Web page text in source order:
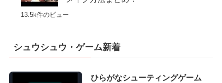
13.5k件のビュー
シュウシュウ・ゲーム新着
ひらがなシューティングゲーム